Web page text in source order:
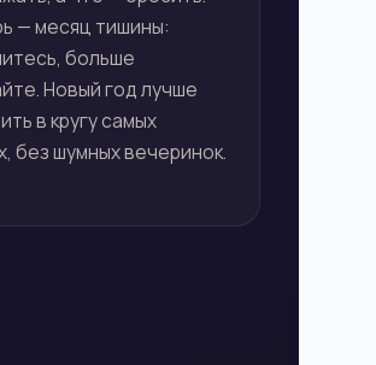
— месяц тишины:
больше
Новый год лучше
в кругу самых
без шумных вечеринок.